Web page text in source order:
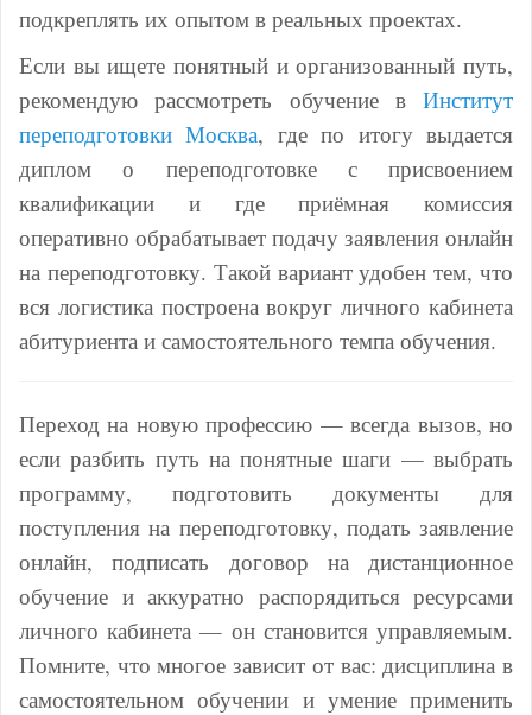
подкреплять их опытом в реальных проектах.
Если вы ищете понятный и организованный путь,
рекомендую рассмотреть обучение в Институт
переподготовки Москва, где по итогу выдается
диплом о переподготовке с присвоением
квалификации и где приёмная комиссия
оперативно обрабатывает подачу заявления онлайн
на переподготовку. Такой вариант удобен тем, что
вся логистика построена вокруг личного кабинета
абитуриента и самостоятельного темпа обучения.
Переход на новую профессию — всегда вызов, но
если разбить путь на понятные шаги — выбрать
программу, подготовить документы для
поступления на переподготовку, подать заявление
онлайн, подписать договор на дистанционное
обучение и аккуратно распорядиться ресурсами
личного кабинета — он становится управляемым.
Помните, что многое зависит от вас: дисциплина в
самостоятельном обучении и умение применить